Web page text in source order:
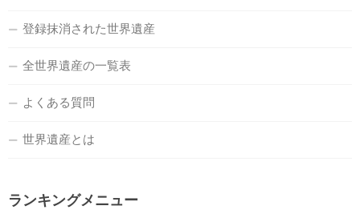
登録抹消された世界遺産
全世界遺産の一覧表
よくある質問
世界遺産とは
ランキングメニュー